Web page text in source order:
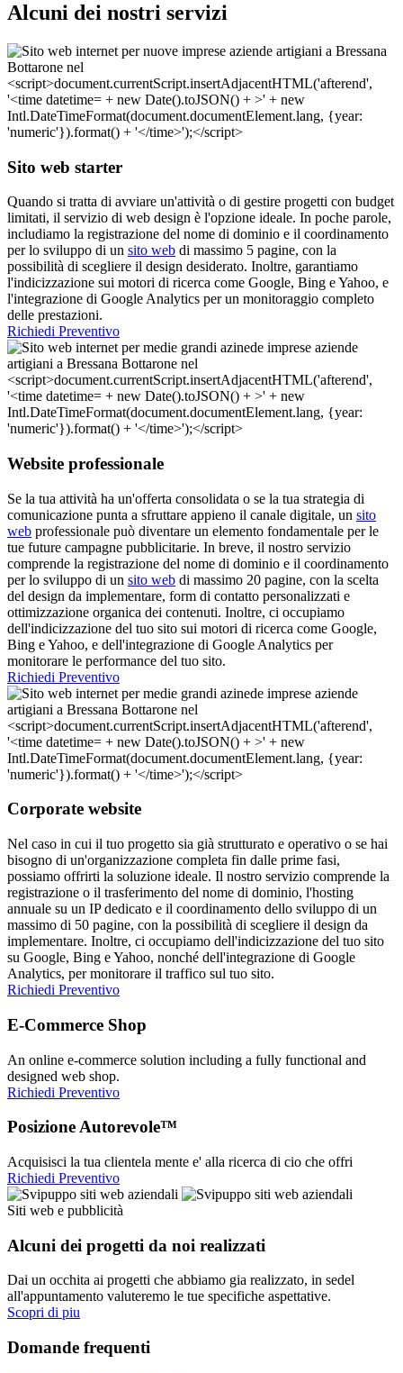
Alcuni dei nostri servizi
Sito web starter
Quando si tratta di avviare un'attività o di gestire progetti con budget
limitati, il servizio di web design è l'opzione ideale. In poche parole,
includiamo la registrazione del nome di dominio e il coordinamento
per lo sviluppo di un sito web di massimo 5 pagine, con la
possibilità di scegliere il design desiderato. Inoltre, garantiamo
l'indicizzazione sui motori di ricerca come Google, Bing e Yahoo, e
l'integrazione di Google Analytics per un monitoraggio completo
delle prestazioni.
Richiedi Preventivo
Website professionale
Se la tua attività ha un'offerta consolidata o se la tua strategia di
comunicazione punta a sfruttare appieno il canale digitale, un sito
web professionale può diventare un elemento fondamentale per le
tue future campagne pubblicitarie. In breve, il nostro servizio
comprende la registrazione del nome di dominio e il coordinamento
per lo sviluppo di un sito web di massimo 20 pagine, con la scelta
del design da implementare, form di contatto personalizzati e
ottimizzazione organica dei contenuti. Inoltre, ci occupiamo
dell'indicizzazione del tuo sito sui motori di ricerca come Google,
Bing e Yahoo, e dell'integrazione di Google Analytics per
monitorare le performance del tuo sito.
Richiedi Preventivo
Corporate website
Nel caso in cui il tuo progetto sia già strutturato e operativo o se hai
bisogno di un'organizzazione completa fin dalle prime fasi,
possiamo offrirti la soluzione ideale. Il nostro servizio comprende la
registrazione o il trasferimento del nome di dominio, l'hosting
annuale su un IP dedicato e il coordinamento dello sviluppo di un
massimo di 50 pagine, con la possibilità di scegliere il design da
implementare. Inoltre, ci occupiamo dell'indicizzazione del tuo sito
su Google, Bing e Yahoo, nonché dell'integrazione di Google
Analytics, per monitorare il traffico sul tuo sito.
Richiedi Preventivo
E-Commerce Shop
An online e-commerce solution including a fully functional and
designed web shop.
Richiedi Preventivo
Posizione Autorevole™
Acquisisci la tua clientela mente e' alla ricerca di cio che offri
Richiedi Preventivo
Siti web e pubblicità
Alcuni dei progetti da noi realizzati
Dai un occhita ai progetti che abbiamo gia realizzato, in sedel
all'appuntamento valuteremo le tue specifiche aspettative.
Scopri di piu
Domande frequenti